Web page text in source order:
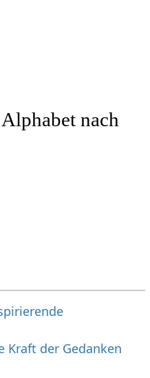
nach
Kraft der Gedanken